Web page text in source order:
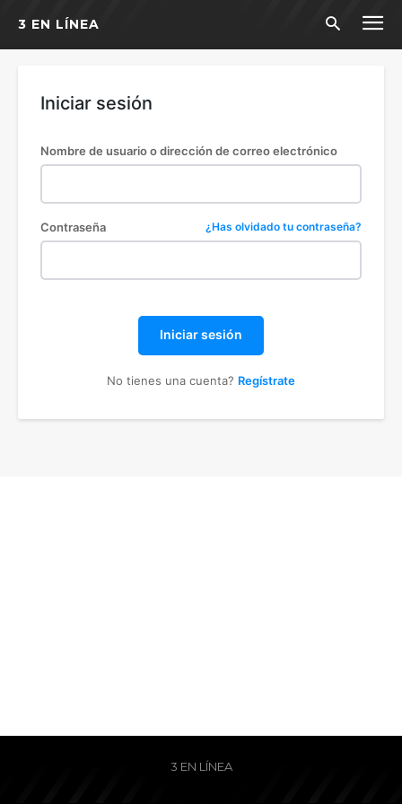
3 EN LÍNEA
Iniciar sesión
Nombre de usuario o dirección de correo electrónico
Contraseña ¿Has olvidado tu contraseña?
Iniciar sesión
No tienes una cuenta? Regístrate
3 EN LÍNEA